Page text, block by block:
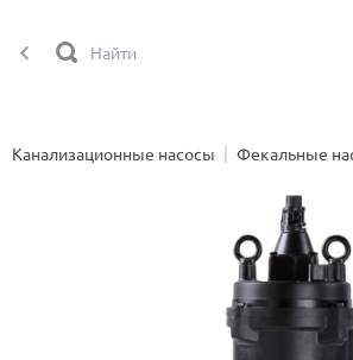
Канализационные насосы Фекальные